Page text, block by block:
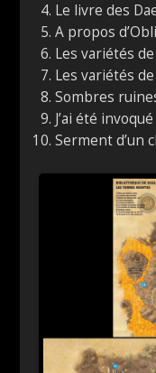
Le livre des
A propos
Les variétés
Les variétés
Sombres
J’ai été
Serment d’un